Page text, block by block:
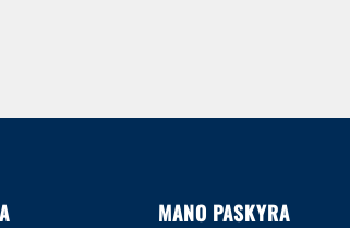
MANO PASKYRA